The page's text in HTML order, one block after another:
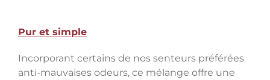
Pur et simple
Incorporant certains de nos senteurs préférées
anti-mauvaises odeurs, ce mélange offre une